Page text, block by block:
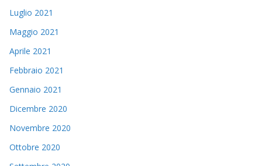
Luglio 2021
Maggio 2021
Aprile 2021
Febbraio 2021
Gennaio 2021
Dicembre 2020
Novembre 2020
Ottobre 2020